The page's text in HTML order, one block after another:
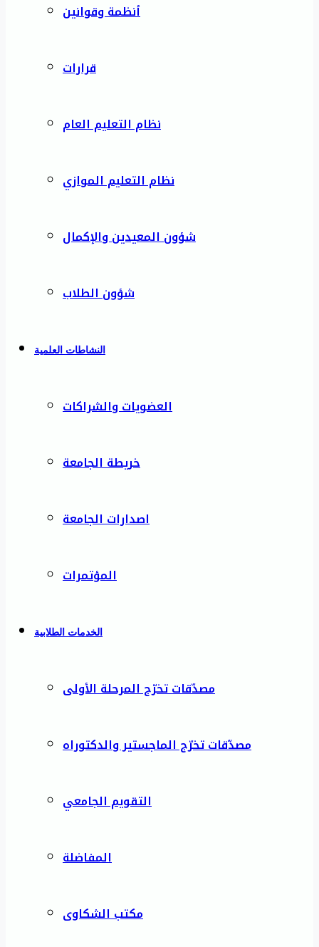
أنظمة وقوانين
قرارات
نظام التعليم العام
نظام التعليم الموازي
شؤون المعيدين والإكمال
شؤون الطلاب
النشاطات العلمية
العضويات والشراكات
خريطة الجامعة
اصدارات الجامعة
المؤتمرات
الخدمات الطلابية
مصدّقات تخرّج المرحلة الأولى
مصدّقات تخرّج الماجستير والدكتوراه
التقويم الجامعي
المفاضلة
مكتب الشكاوى